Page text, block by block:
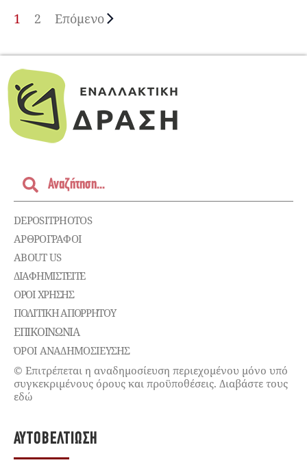
1 2 Επόμενο
DEPOSITPHOTOS
ΑΡΘΡΟΓΡΑΦΟΙ
ABOUT US
ΔΙΑΦΗΜΙΣΤΕΊΤΕ
ΌΡΟΙ ΧΡΉΣΗΣ
ΠΟΛΙΤΙΚΉ ΑΠΟΡΡΉΤΟΥ
ΕΠΙΚΟΙΝΩΝΊΑ
ΌΡΟΙ ΑΝΑΔΗΜΟΣΙΕΥΣΗΣ
© Επιτρέπεται η αναδημοσίευση περιεχομένου μόνο υπό
συγκεκριμένους όρους και προϋποθέσεις. Διαβάστε τους
εδώ
ΑΥΤΟΒΕΛΤΊΩΣΗ